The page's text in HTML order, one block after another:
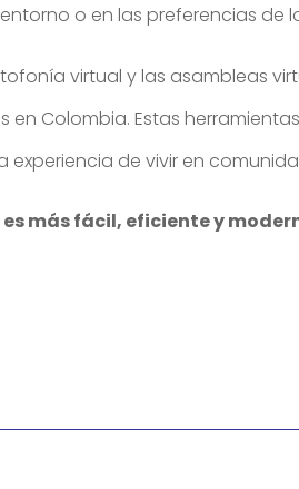
o en las preferencias de
virtual y las asambleas
en Colombia. Estas
de vivir en
más fácil, eficiente y